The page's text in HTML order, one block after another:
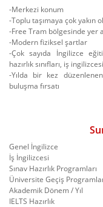
-Merkezi konum
-Toplu taşımaya çok yakın
-Free Tram bölgesinde yer
-Modern fiziksel şartlar
-Çok sayıda İngilizce
hazırlık sınıfları, iş
-Yılda bir kez
buluşma fırsatı
Genel İngilizce
İş İngilizcesi
Sınav Hazırlık Programları
Üniversite Geçiş
Akademik Dönem / Yıl
IELTS Hazırlık